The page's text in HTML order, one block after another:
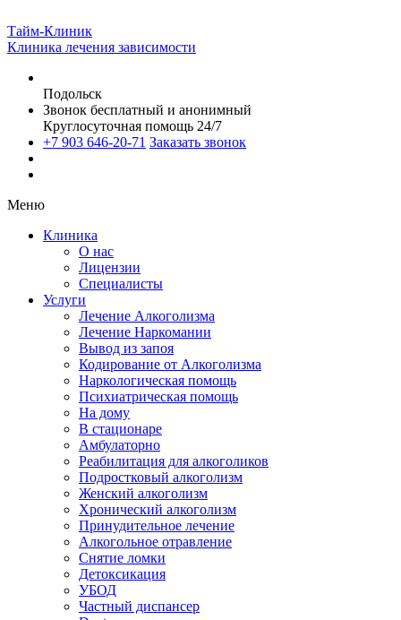
Тайм-Клиник
Клиника лечения зависимости
Подольск
Звонок бесплатный и анонимный
Круглосуточная помощь 24/7
+7 903 646-20-71 Заказать звонок
Меню
Клиника
О нас
Лицензии
Специалисты
Услуги
Лечение Алкоголизма
Лечение Наркомании
Вывод из запоя
Кодирование от Алкоголизма
Наркологическая помощь
Психиатрическая помощь
На дому
В стационаре
Амбулаторно
Реабилитация для алкоголиков
Подростковый алкоголизм
Женский алкоголизм
Хронический алкоголизм
Принудительное лечение
Алкогольное отравление
Снятие ломки
Детоксикация
УБОД
Частный диспансер